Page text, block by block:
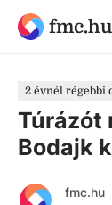
fmc.hu
2 évnél régebbi
Túrázót
Bodajk
fmc.hu